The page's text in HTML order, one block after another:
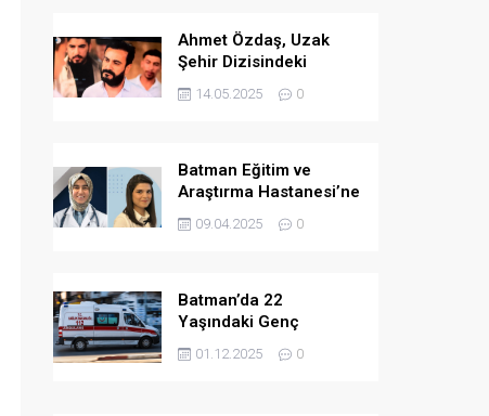
Ahmet Özdaş, Uzak
Şehir Dizisindeki
Performansıyla Beğeni
Topladı
14.05.2025 0
Batman Eğitim ve
Araştırma Hastanesi’ne
İki Yeni Uzman Hekim
09.04.2025 0
Batman’da 22
Yaşındaki Genç
Yaşamına Son Verdi
01.12.2025 0